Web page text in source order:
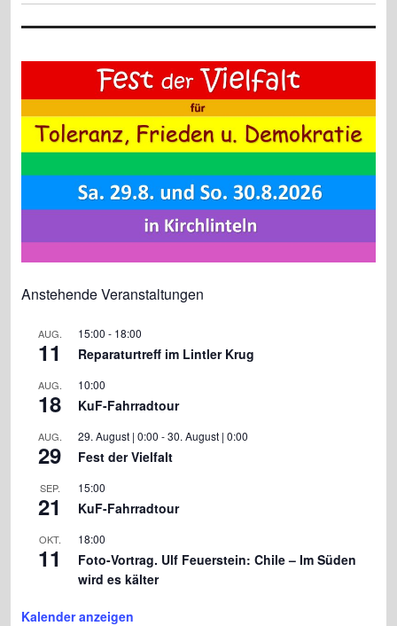
Anstehende Veranstaltungen
AUG.
11
15:00 - 18:00
Reparaturtreff im Lintler Krug
AUG.
18
10:00
KuF-Fahrradtour
AUG.
29
29. August | 0:00 -30. August | 0:00
Fest der Vielfalt
SEP.
21
15:00
KuF-Fahrradtour
OKT.
11
18:00
Foto-Vortrag. Ulf Feuerstein: Chile – Im Süden
wird es kälter
Kalender anzeigen